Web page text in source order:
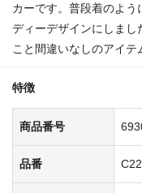
カーです。普段着のよ
ディーデザインにしま
こと間違いなしのアイテ
特徴
商品番号
品番